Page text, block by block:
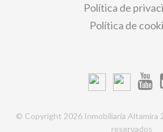
Política de
Política de
© Copyright 2026 Inmobiliaria Altamira
reservados